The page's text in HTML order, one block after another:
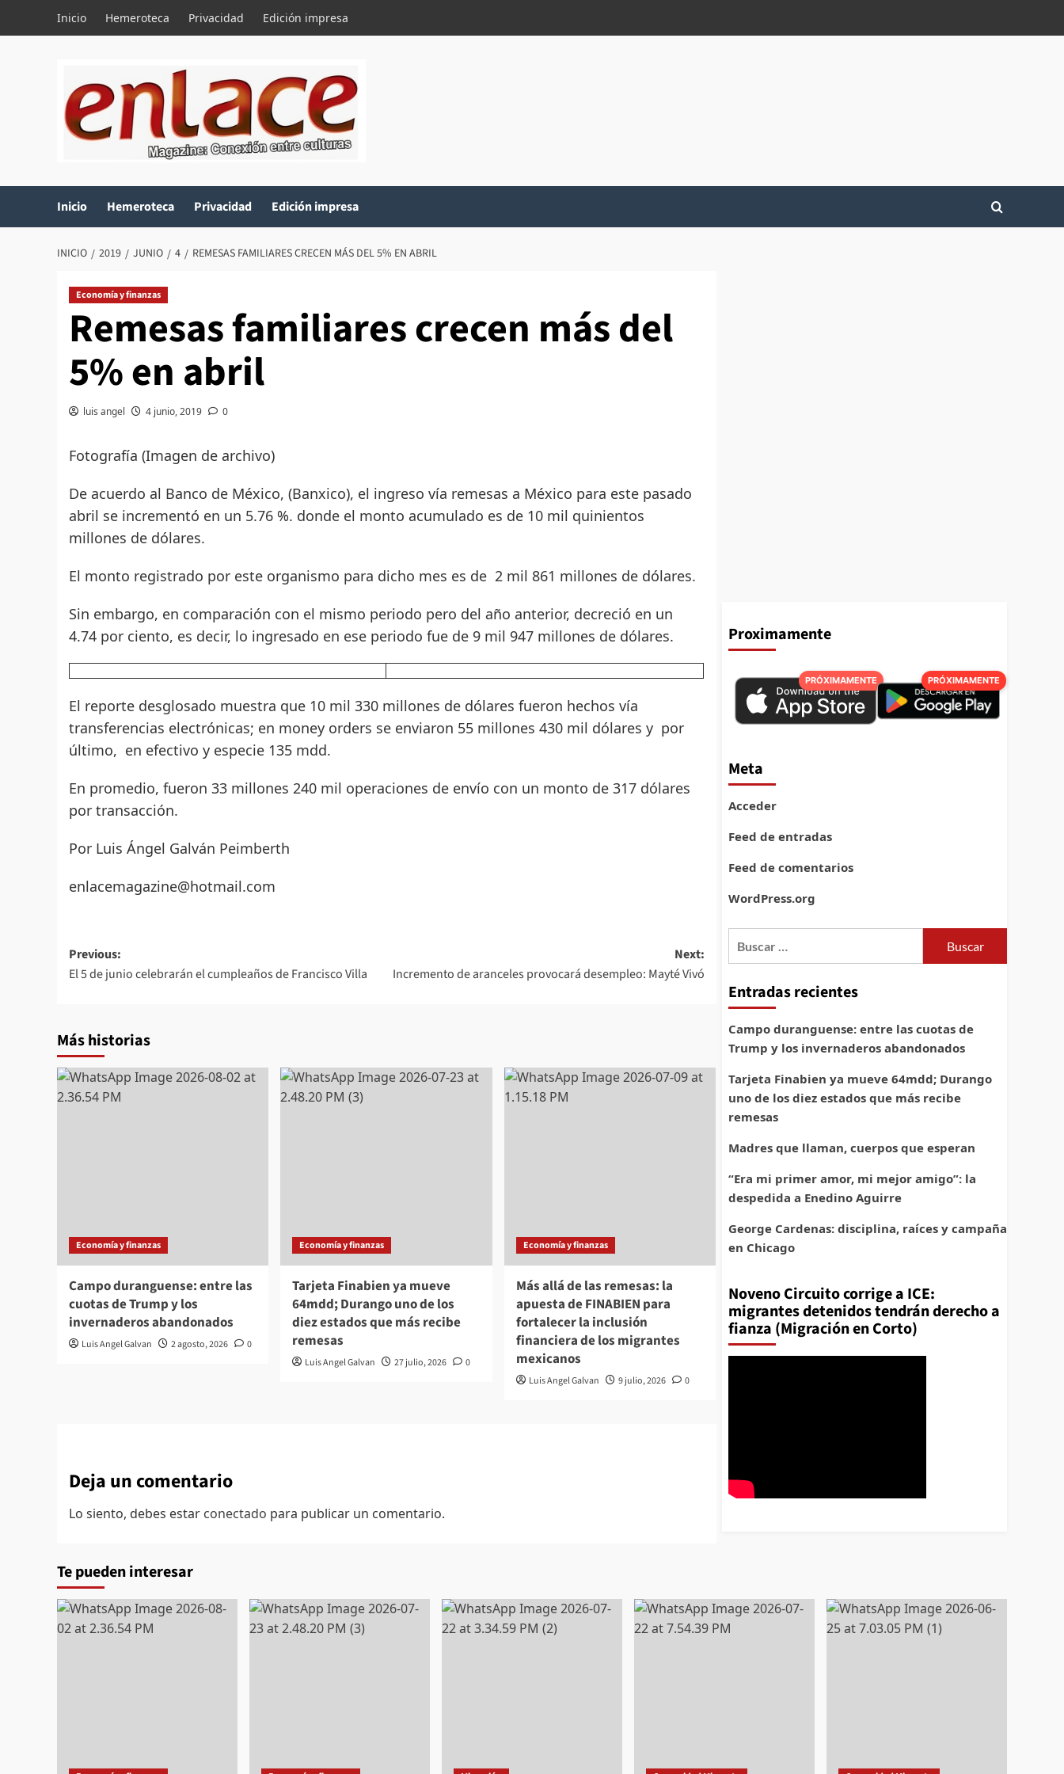
Inicio Hemeroteca Privacidad Edición impresa
Inicio Hemeroteca Privacidad Edición impresa
INICIO 2019 JUNIO 4 REMESAS FAMILIARES CRECEN MÁS DEL 5% EN ABRIL
Economía y finanzas
Remesas familiares crecen más del
5% en abril
luis angel 4 junio, 2019 0
Fotografía (Imagen de archivo)
De acuerdo al Banco de México, (Banxico), el ingreso vía remesas a México para este pasado
abril se incrementó en un 5.76 %. donde el monto acumulado es de 10 mil quinientos
millones de dólares.
El monto registrado por este organismo para dicho mes es de 2 mil 861 millones de dólares.
Sin embargo, en comparación con el mismo periodo pero del año anterior, decreció en un
4.74 por ciento, es decir, lo ingresado en ese periodo fue de 9 mil 947 millones de dólares.
El reporte desglosado muestra que 10 mil 330 millones de dólares fueron hechos vía
transferencias electrónicas; en money orders se enviaron 55 millones 430 mil dólares y por
último, en efectivo y especie 135 mdd.
En promedio, fueron 33 millones 240 mil operaciones de envío con un monto de 317 dólares
por transacción.
Por Luis Ángel Galván Peimberth
enlacemagazine@hotmail.com
Post
navigation
Previous:
El 5 de junio celebrarán el cumpleaños de Francisco Villa
Next:
Incremento de aranceles provocará desempleo: Mayté Vivó
Más historias
Economía y finanzas
Campo duranguense: entre las
cuotas de Trump y los
invernaderos abandonados
Luis Angel Galvan 2 agosto, 2026 0
Economía y finanzas
Tarjeta Finabien ya mueve
64mdd; Durango uno de los
diez estados que más recibe
remesas
Luis Angel Galvan 27 julio, 2026 0
Economía y finanzas
Más allá de las remesas: la
apuesta de FINABIEN para
fortalecer la inclusión
financiera de los migrantes
mexicanos
Luis Angel Galvan 9 julio, 2026 0
Deja un comentario
Lo siento, debes estar conectado para publicar un comentario.
Proximamente
PRÓXIMAMENTE PRÓXIMAMENTE
Meta
Acceder
Feed de entradas
Feed de comentarios
WordPress.org
Entradas recientes
Campo duranguense: entre las cuotas de
Trump y los invernaderos abandonados
Tarjeta Finabien ya mueve 64mdd; Durango
uno de los diez estados que más recibe
remesas
Madres que llaman, cuerpos que esperan
“Era mi primer amor, mi mejor amigo”: la
despedida a Enedino Aguirre
George Cardenas: disciplina, raíces y campaña
en Chicago
Noveno Circuito corrige a ICE:
migrantes detenidos tendrán derecho a
fianza (Migración en Corto)
Te pueden interesar